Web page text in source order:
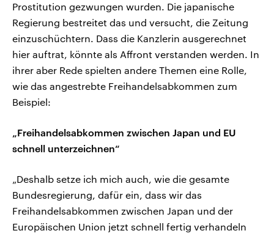
Prostitution gezwungen wurden. Die japanische
Regierung bestreitet das und versucht, die Zeitung
einzuschüchtern. Dass die Kanzlerin ausgerechnet
hier auftrat, könnte als Affront verstanden werden. In
ihrer aber Rede spielten andere Themen eine Rolle,
wie das angestrebte Freihandelsabkommen zum
Beispiel:
„Freihandelsabkommen zwischen Japan und EU
schnell unterzeichnen“
„Deshalb setze ich mich auch, wie die gesamte
Bundesregierung, dafür ein, dass wir das
Freihandelsabkommen zwischen Japan und der
Europäischen Union jetzt schnell fertig verhandeln